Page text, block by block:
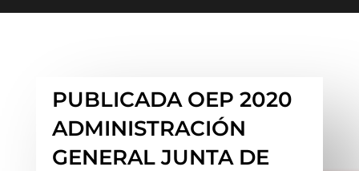
PUBLICADA OEP 2020
ADMINISTRACIÓN
GENERAL JUNTA DE